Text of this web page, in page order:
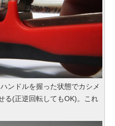
ンドルを握った状態でカシメ
る(正逆回転してもOK)。これ